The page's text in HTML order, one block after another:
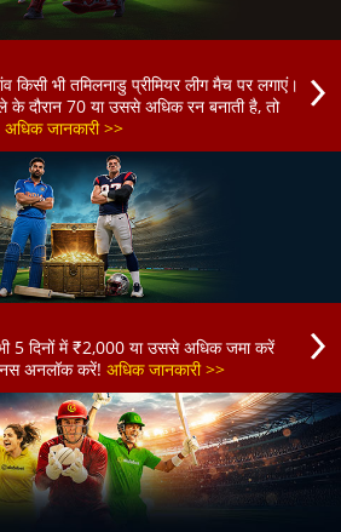
भी तमिलनाडु प्रीमियर लीग मैच पर लगाएं।
के दौरान 70 या उससे अधिक रन बनाती है, तो
अधिक जानकारी >>
5 दिनों में ₹2,000 या उससे अधिक जमा करें
अनलॉक करें! अधिक जानकारी >>